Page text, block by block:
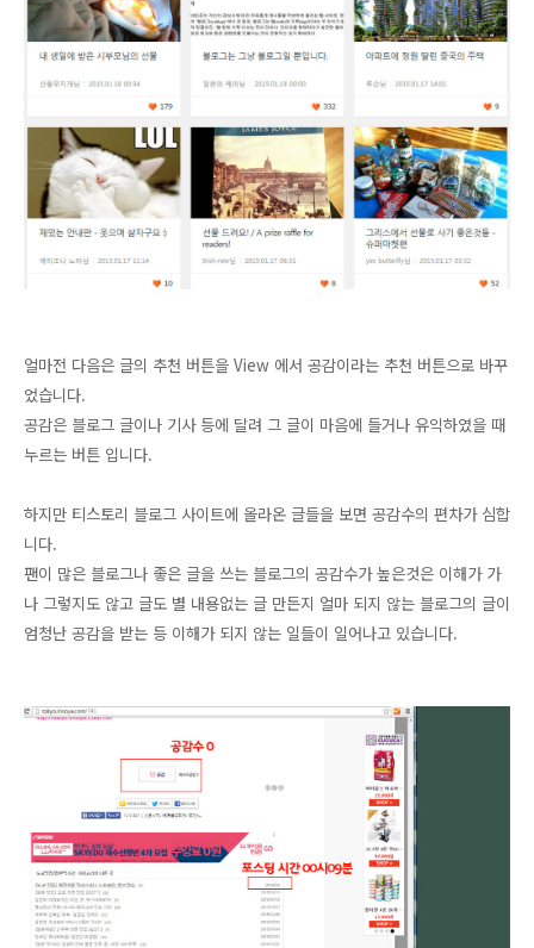
얼마전 다음은 글의 추천 버튼을 View 에서 공감이라는 추천 버튼으로 바꾸
었습니다.
공감은 블로그 글이나 기사 등에 달려 그 글이 마음에 들거나 유익하였을 때
누르는 버튼 입니다.
하지만 티스토리 블로그 사이트에 올라온 글들을 보면 공감수의 편차가 심합
니다.
팬이 많은 블로그나 좋은 글을 쓰는 블로그의 공감수가 높은것은 이해가 가
나 그렇지도 않고 글도 별 내용없는 글 만든지 얼마 되지 않는 블로그의 글이
엄청난 공감을 받는 등 이해가 되지 않는 일들이 일어나고 있습니다.